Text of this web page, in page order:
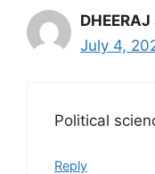
July 4,
Political
Reply